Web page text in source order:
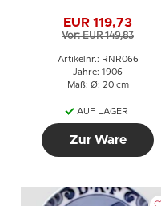
EUR 119,73
Vor: EUR 149,83
Artikelnr.: RNR066
Jahre: 1906
Maß: Ø: 20 cm
AUF LAGER
Zur Ware